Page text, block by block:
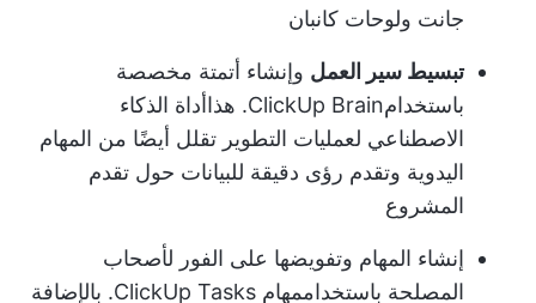
جانت ولوحات كانبان
تبسيط سير العمل وإنشاء أتمتة مخصصة
باستخدامClickUp Brain. هذاأداة الذكاء
الاصطناعي لعمليات التطوير تقلل أيضًا من المهام
اليدوية وتقدم رؤى دقيقة للبيانات حول تقدم
المشروع
إنشاء المهام وتفويضها على الفور لأصحاب
المصلحة باستخداممهام ClickUp Tasks
. بالإضافة